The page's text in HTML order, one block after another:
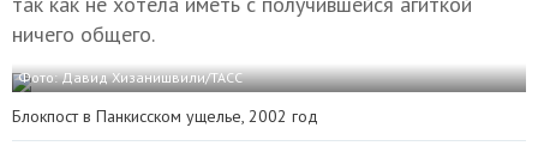
ничего общего.
Фото: Давид Хизанишвили/ТАСС
Блокпост в Панкисском ущелье, 2002 год